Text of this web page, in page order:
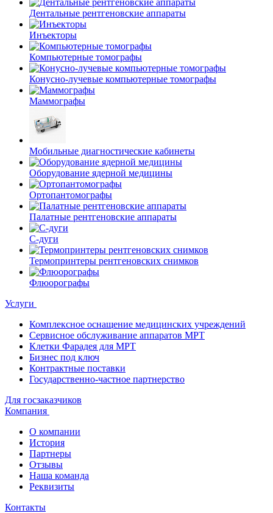
Дентальные рентгеновские аппараты
Инъекторы
Компьютерные томографы
Конусно-лучевые компьютерные томографы
Маммографы
Мобильные диагностические кабинеты
Оборудование ядерной медицины
Ортопантомографы
Палатные рентгеновские аппараты
С-дуги
Термопринтеры рентгеновских снимков
Флюорографы
Услуги
Комплексное оснащение медицинских учреждений
Сервисное обслуживание аппаратов МРТ
Клетки Фарадея для МРТ
Бизнес под ключ
Контрактные поставки
Государственно-частное партнерство
Для госзаказчиков
Компания
О компании
История
Партнеры
Отзывы
Наша команда
Реквизиты
Контакты